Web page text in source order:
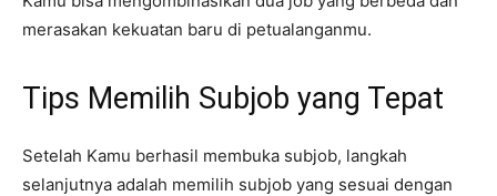
merasakan kekuatan baru di petualanganmu.
Tips Memilih Subjob yang Tepat
Setelah Kamu berhasil membuka subjob, langkah
selanjutnya adalah memilih subjob yang sesuai dengan